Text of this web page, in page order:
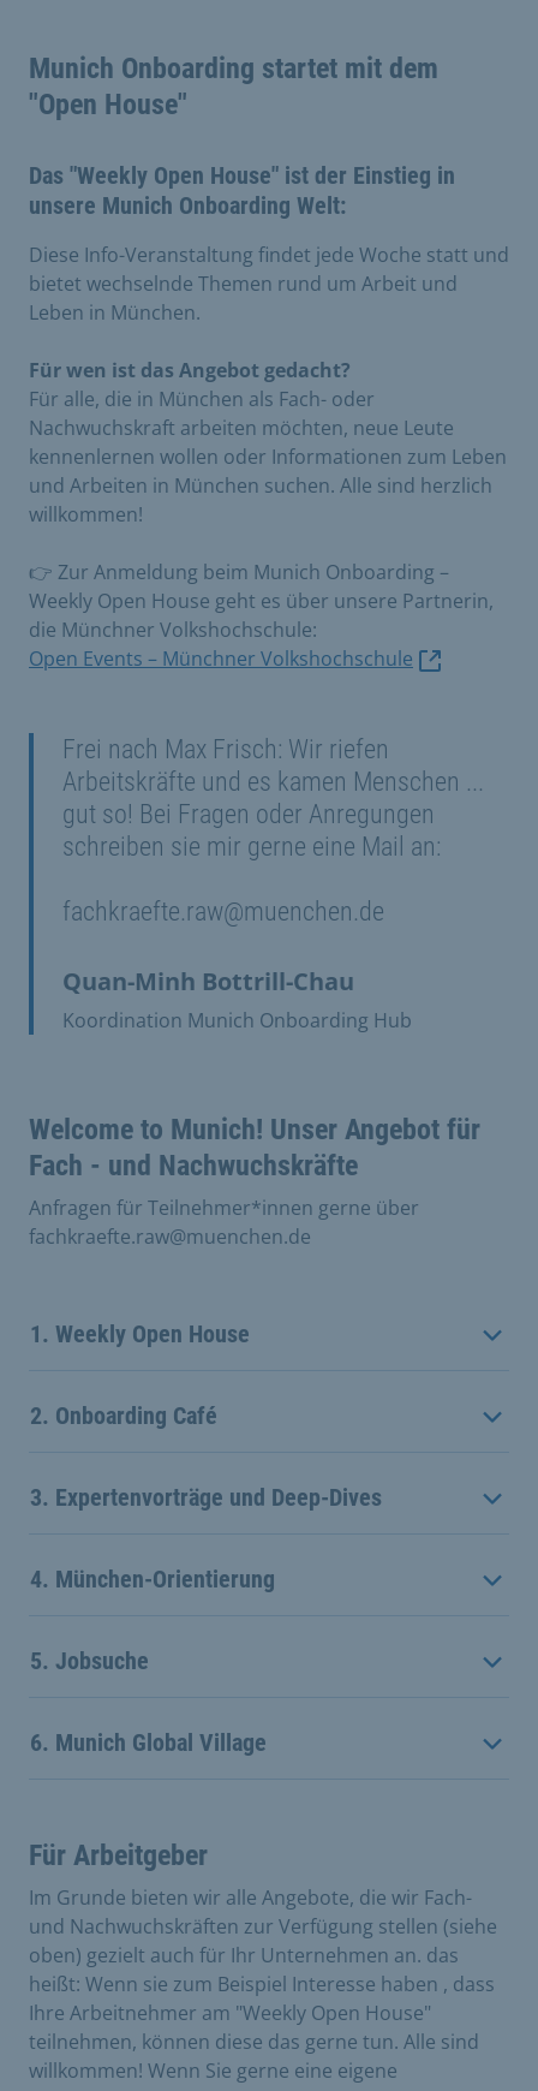
Munich Onboarding startet mit dem
"Open House"
Das "Weekly Open House" ist der Einstieg in
unsere Munich Onboarding Welt:
Diese Info-Veranstaltung findet jede Woche statt und
bietet wechselnde Themen rund um Arbeit und
Leben in München.
Für wen ist das Angebot gedacht?
Für alle, die in München als Fach- oder
Nachwuchskraft arbeiten möchten, neue Leute
kennenlernen wollen oder Informationen zum Leben
und Arbeiten in München suchen. Alle sind herzlich
willkommen!
👉 Zur Anmeldung beim Munich Onboarding –
Weekly Open House geht es über unsere Partnerin,
die Münchner Volkshochschule:
Open Events – Münchner Volkshochschule
Frei nach Max Frisch: Wir riefen
Arbeitskräfte und es kamen Menschen ...
gut so! Bei Fragen oder Anregungen
schreiben sie mir gerne eine Mail an:
fachkraefte.raw@muenchen.de
Quan-Minh Bottrill-Chau
Koordination Munich Onboarding Hub
Welcome to Munich! Unser Angebot für
Fach - und Nachwuchskräfte
Anfragen für Teilnehmer*innen gerne über
fachkraefte.raw@muenchen.de
1. Weekly Open House
2. Onboarding Café
3. Expertenvorträge und Deep-Dives
4. München-Orientierung
5. Jobsuche
6. Munich Global Village
Für Arbeitgeber
Im Grunde bieten wir alle Angebote, die wir Fach-
und Nachwuchskräften zur Verfügung stellen (siehe
oben) gezielt auch für Ihr Unternehmen an. das
heißt: Wenn sie zum Beispiel Interesse haben , dass
Ihre Arbeitnehmer am "Weekly Open House"
teilnehmen, können diese das gerne tun. Alle sind
willkommen! Wenn Sie gerne eine eigene